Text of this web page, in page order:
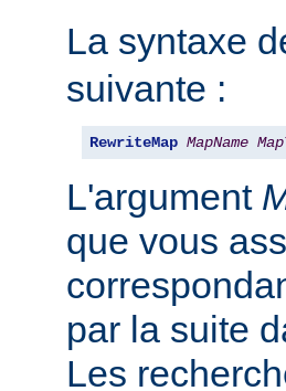
La syntaxe
suivante :
RewriteMap MapName
L'argument
que vous
par la suite
Les